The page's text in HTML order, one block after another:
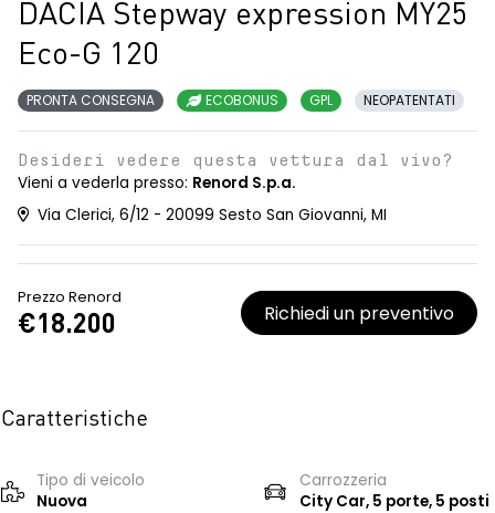
DACIA Stepway expression MY25
Eco-G 120
PRONTA CONSEGNA ECOBONUS GPL NEOPATENTATI
Desideri vedere questa vettura dal vivo?
Vieni a vederla presso: Renord S.p.a.
Via Clerici, 6/12 - 20099 Sesto San Giovanni, MI
Prezzo Renord
€18.200 Richiedi un preventivo
Caratteristiche
Tipo di veicolo
Nuova
Carrozzeria
City Car, 5 porte, 5 posti